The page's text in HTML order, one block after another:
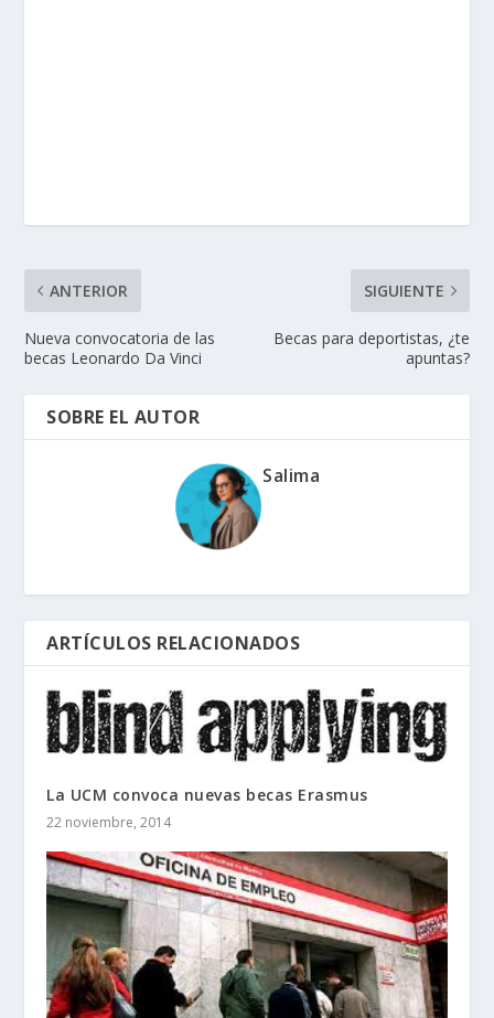
ANTERIOR
Nueva convocatoria de las
becas Leonardo Da Vinci
SIGUIENTE
Becas para deportistas, ¿te
apuntas?
SOBRE EL AUTOR
Salima
ARTÍCULOS RELACIONADOS
La UCM convoca nuevas becas Erasmus
22 noviembre, 2014